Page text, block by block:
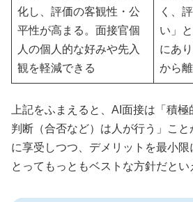
化し、評価の客観性・公
平性が高まる。面接官個
人の個人的な好みや先入
観を軽減できる
く、
い」
にあ
から
上記をふまえると、AI面接は「積極
判断（合否など）は人が行う」こ
に享受しつつ、デメリットを最小
とってもっともベストな方針だとい